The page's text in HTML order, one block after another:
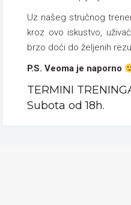
Uz našeg stručnog
kroz ovo iskustvo,
brzo doći do željenih
P.S. Veoma je naporno
TERMINI
Subota od 18h.